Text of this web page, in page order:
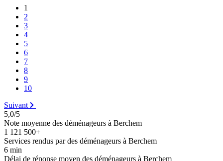
1
2
3
4
5
6
7
8
9
10
Suivant
5,0/5
Note moyenne des déménageurs à Berchem
1 121 500+
Services rendus par des déménageurs à Berchem
6 min
Délai de réponse moyen des déménageurs à Berchem